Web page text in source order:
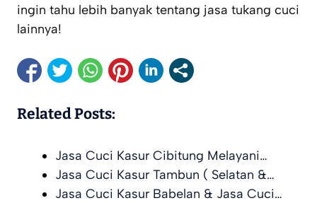
ingin tahu lebih banyak tentang jasa tukang cuci
lainnya!
Related Posts:
Jasa Cuci Kasur Cibitung Melayani…
Jasa Cuci Kasur Tambun ( Selatan &…
Jasa Cuci Kasur Babelan & Jasa Cuci…